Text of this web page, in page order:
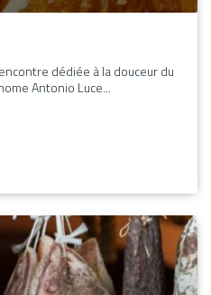
dédiée à la douceur du
Antonio Luce...